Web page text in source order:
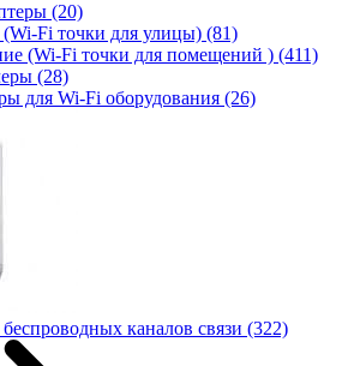
(20)
Fi точки для улицы) (81)
(Wi-Fi точки для помещений ) (411)
(28)
для Wi-Fi оборудования (26)
каналов связи (322)